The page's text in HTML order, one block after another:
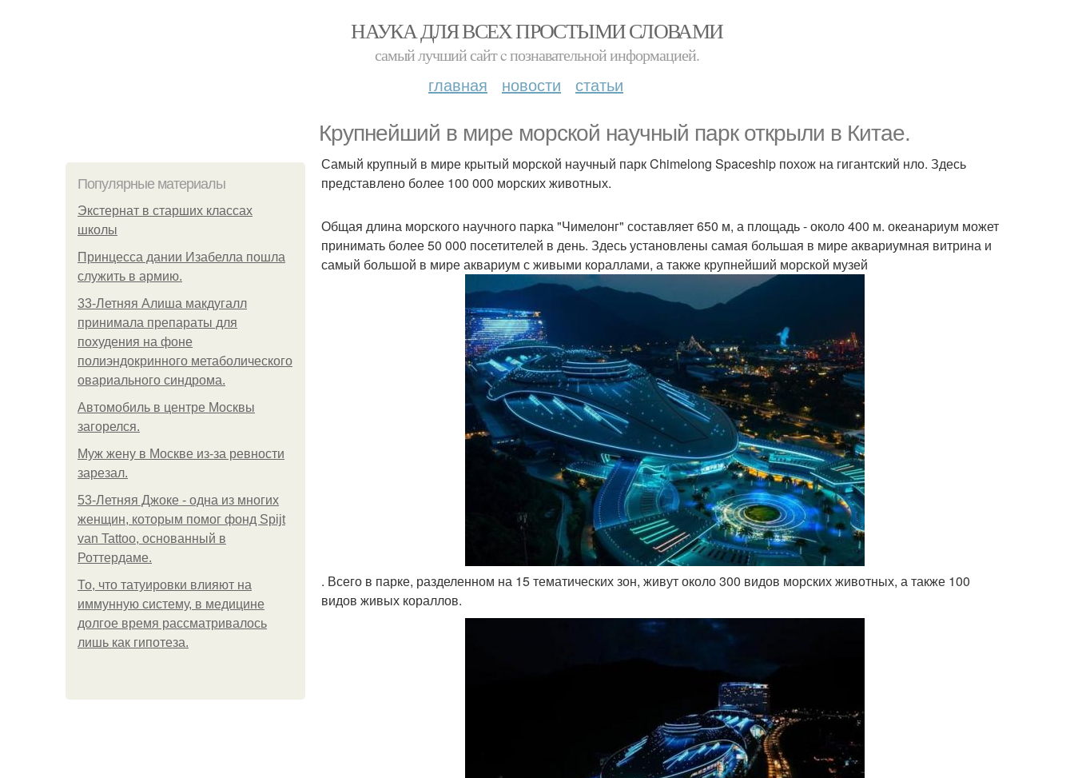
НАУКА ДЛЯ ВСЕХ ПРОСТЫМИ СЛОВАМИ
самый лучший сайт c познавательной информацией.
главная новости статьи
Крупнейший в мире морской научный парк открыли в Китае.
Популярные материалы
Экстернат в старших классах
школы
Принцесса дании Изабелла пошла
служить в армию.
33-Летняя Алиша макдугалл
принимала препараты для
похудения на фоне
полиэндокринного метаболического
овариального синдрома.
Автомобиль в центре Москвы
загорелся.
Mуж жену в Москве из-за ревности
зарезал.
53-Летняя Джоке - одна из многих
женщин, которым помог фонд Spijt
van Tattoo, основанный в
Роттердаме.
То, что татуировки влияют на
иммунную систему, в медицине
долгое время рассматривалось
лишь как гипотеза.
Самый крупный в мире крытый морской научный парк Chimelong Spaceship похож на гигантский нло. Здесь
представлено более 100 000 морских животных.
Общая длина морского научного парка "Чимелонг" составляет 650 м, а площадь - около 400 м. океанариум может
принимать более 50 000 посетителей в день. Здесь установлены самая большая в мире аквариумная витрина и
самый большой в мире аквариум с живыми кораллами, а также крупнейший морской музей
. Всего в парке, разделенном на 15 тематических зон, живут около 300 видов морских животных, а также 100
видов живых кораллов.